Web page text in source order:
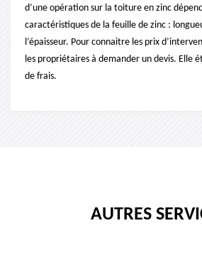
d’une opération sur la toiture en zinc
caractéristiques de la feuille de zinc :
l’épaisseur. Pour connaitre les prix
les propriétaires à demander un devis. Elle
de frais.
AUTRES